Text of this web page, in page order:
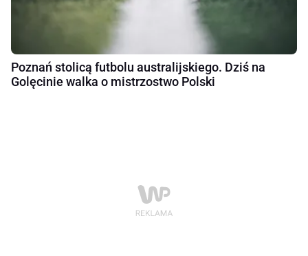
Poznań stolicą futbolu australijskiego. Dziś na
Golęcinie walka o mistrzostwo Polski